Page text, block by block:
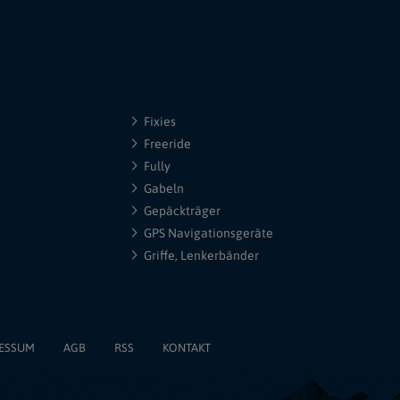
Fixies
Freeride
Fully
Gabeln
Gepäckträger
GPS Navigationsgeräte
Griffe, Lenkerbänder
AGB RSS KONTAKT